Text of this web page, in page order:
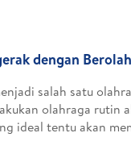
dengan
salah satu
olahraga rutin
ideal tentu akan